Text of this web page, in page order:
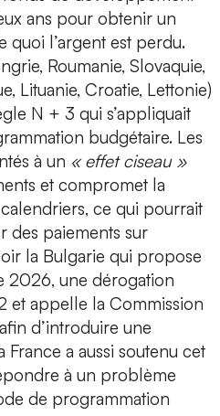
ans pour obtenir un
quoi l’argent est perdu.
Roumanie, Slovaquie,
Lituanie, Croatie, Lettonie)
N + 3 qui s’appliquait
budgétaire. Les
à un « effet ciseau »
et compromet la
ce qui pourrait
des paiements sur
la Bulgarie qui propose
2026, une dérogation
et appelle la Commission
d’introduire une
a aussi soutenu cet
à un problème
de programmation